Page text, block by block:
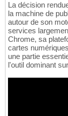
La décision
la machine de
autour de son
services
Chrome, sa
cartes
une partie
l'outil dominant